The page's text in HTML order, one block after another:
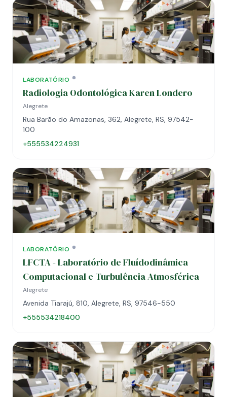
LABORATÓRIO
Radiologia Odontológica Karen Londero
Alegrete
Rua Barão do Amazonas, 362, Alegrete, RS, 97542-
100
+555534224931
LABORATÓRIO
LFCTA - Laboratório de Fluídodinâmica
Computacional e Turbulência Atmosférica
Alegrete
Avenida Tiarajú, 810, Alegrete, RS, 97546-550
+555534218400